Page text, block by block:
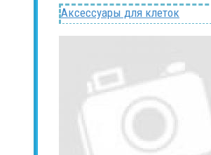
Аксессуары для клеток